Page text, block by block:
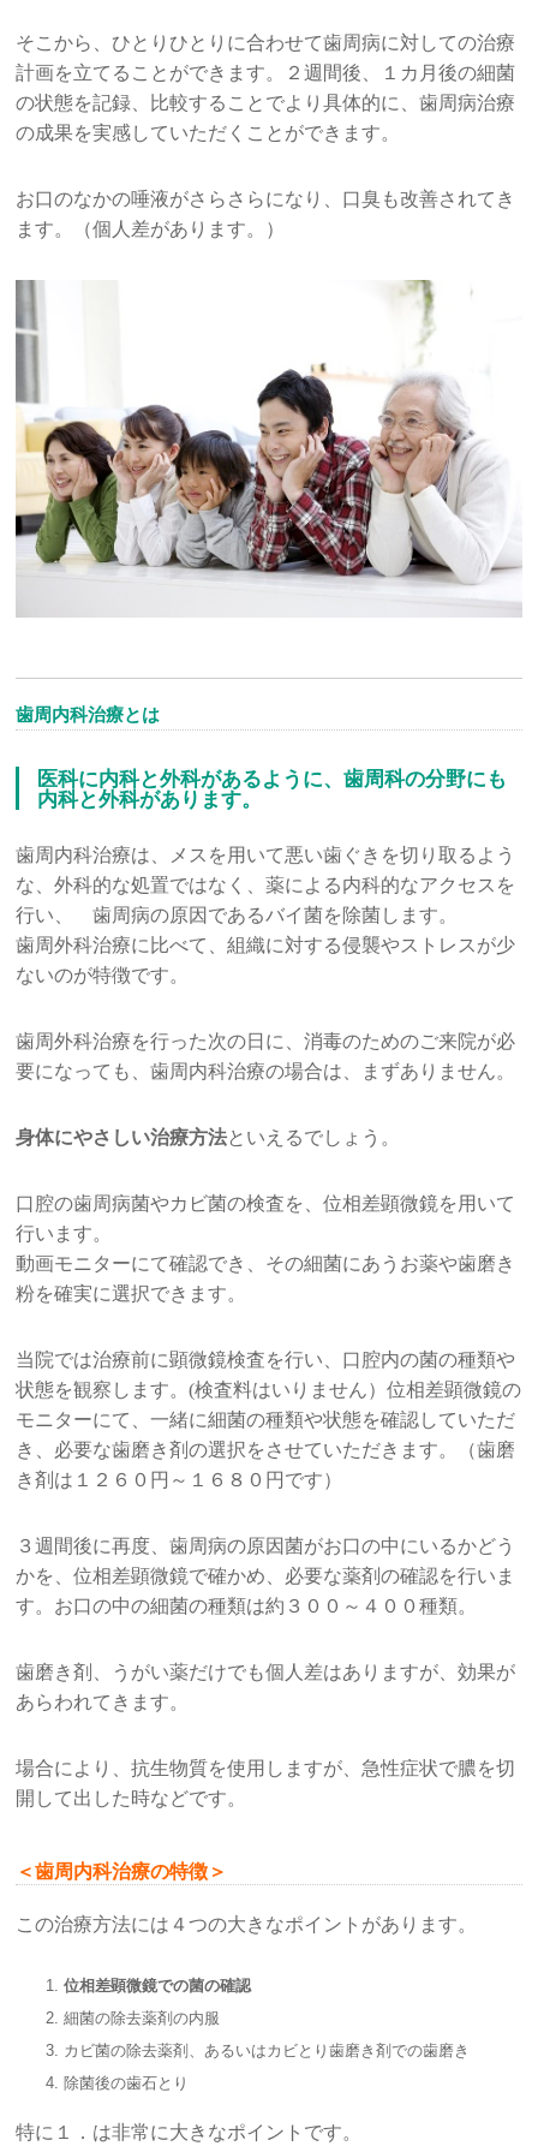
そこから、ひとりひとりに合わせて歯周病に対しての治療
計画を立てることができます。２週間後、１カ月後の細菌
の状態を記録、比較することでより具体的に、歯周病治療
の成果を実感していただくことができます。
お口のなかの唾液がさらさらになり、口臭も改善されてき
ます。（個人差があります。）
歯周内科治療とは
医科に内科と外科があるように、歯周科の分野にも
内科と外科があります。
歯周内科治療は、メスを用いて悪い歯ぐきを切り取るよう
な、外科的な処置ではなく、薬による内科的なアクセスを
行い、 歯周病の原因であるバイ菌を除菌します。
歯周外科治療に比べて、組織に対する侵襲やストレスが少
ないのが特徴です。
歯周外科治療を行った次の日に、消毒のためのご来院が必
要になっても、歯周内科治療の場合は、まずありません。
身体にやさしい治療方法といえるでしょう。
口腔の歯周病菌やカビ菌の検査を、位相差顕微鏡を用いて
行います。
動画モニターにて確認でき、その細菌にあうお薬や歯磨き
粉を確実に選択できます。
当院では治療前に顕微鏡検査を行い、口腔内の菌の種類や
状態を観察します。(検査料はいりません）位相差顕微鏡の
モニターにて、一緒に細菌の種類や状態を確認していただ
き、必要な歯磨き剤の選択をさせていただきます。（歯磨
き剤は１２６０円～１６８０円です）
３週間後に再度、歯周病の原因菌がお口の中にいるかどう
かを、位相差顕微鏡で確かめ、必要な薬剤の確認を行いま
す。お口の中の細菌の種類は約３００～４００種類。
歯磨き剤、うがい薬だけでも個人差はありますが、効果が
あらわれてきます。
場合により、抗生物質を使用しますが、急性症状で膿を切
開して出した時などです。
＜歯周内科治療の特徴＞
この治療方法には４つの大きなポイントがあります。
位相差顕微鏡での菌の確認
細菌の除去薬剤の内服
カビ菌の除去薬剤、あるいはカビとり歯磨き剤での歯磨き
除菌後の歯石とり
特に１．は非常に大きなポイントです。